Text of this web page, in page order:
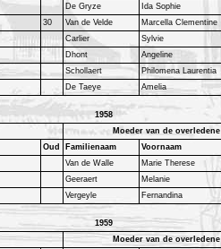
De Gryze Ida Sophie
30 Van de Velde Marcella Clementine
Carlier Sylvie
Dhont Angeline
Schollaert Philomena Laurentia
De Taeye Amelia
1958
Moeder van de overledene
Oud Familienaam Voornaam
Van de Walle Marie Therese
Geeraert Melanie
Vergeyle Fernandina
1959
Moeder van de overledene